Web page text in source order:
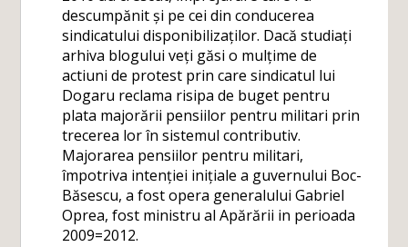
descumpănit și pe cei din conducerea
sindicatului disponibilizaților. Dacă studiați
arhiva blogului veți găsi o mulțime de
actiuni de protest prin care sindicatul lui
Dogaru reclama risipa de buget pentru
plata majorării pensiilor pentru militari prin
trecerea lor în sistemul contributiv.
Majorarea pensiilor pentru militari,
împotriva intenției inițiale a guvernului Boc-
Băsescu, a fost opera generalului Gabriel
Oprea, fost ministru al Apărării in perioada
2009=2012.